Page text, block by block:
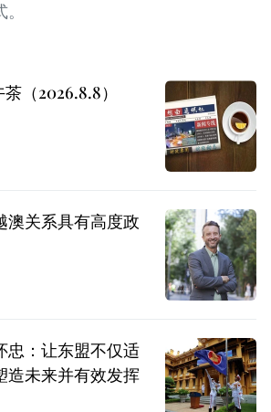
（2026.8.8）
澳关系具有高度政
忠：让东盟不仅适
造未来并有效发挥